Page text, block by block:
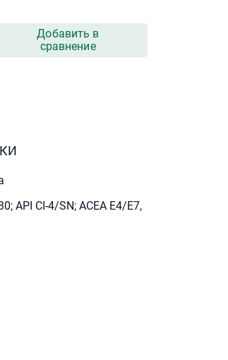
Добавить в
сравнение
API CI-4/SN; ACEA E4/E7,